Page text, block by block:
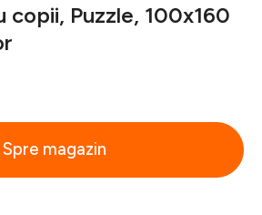
Puzzle, 100x160
Spre magazin